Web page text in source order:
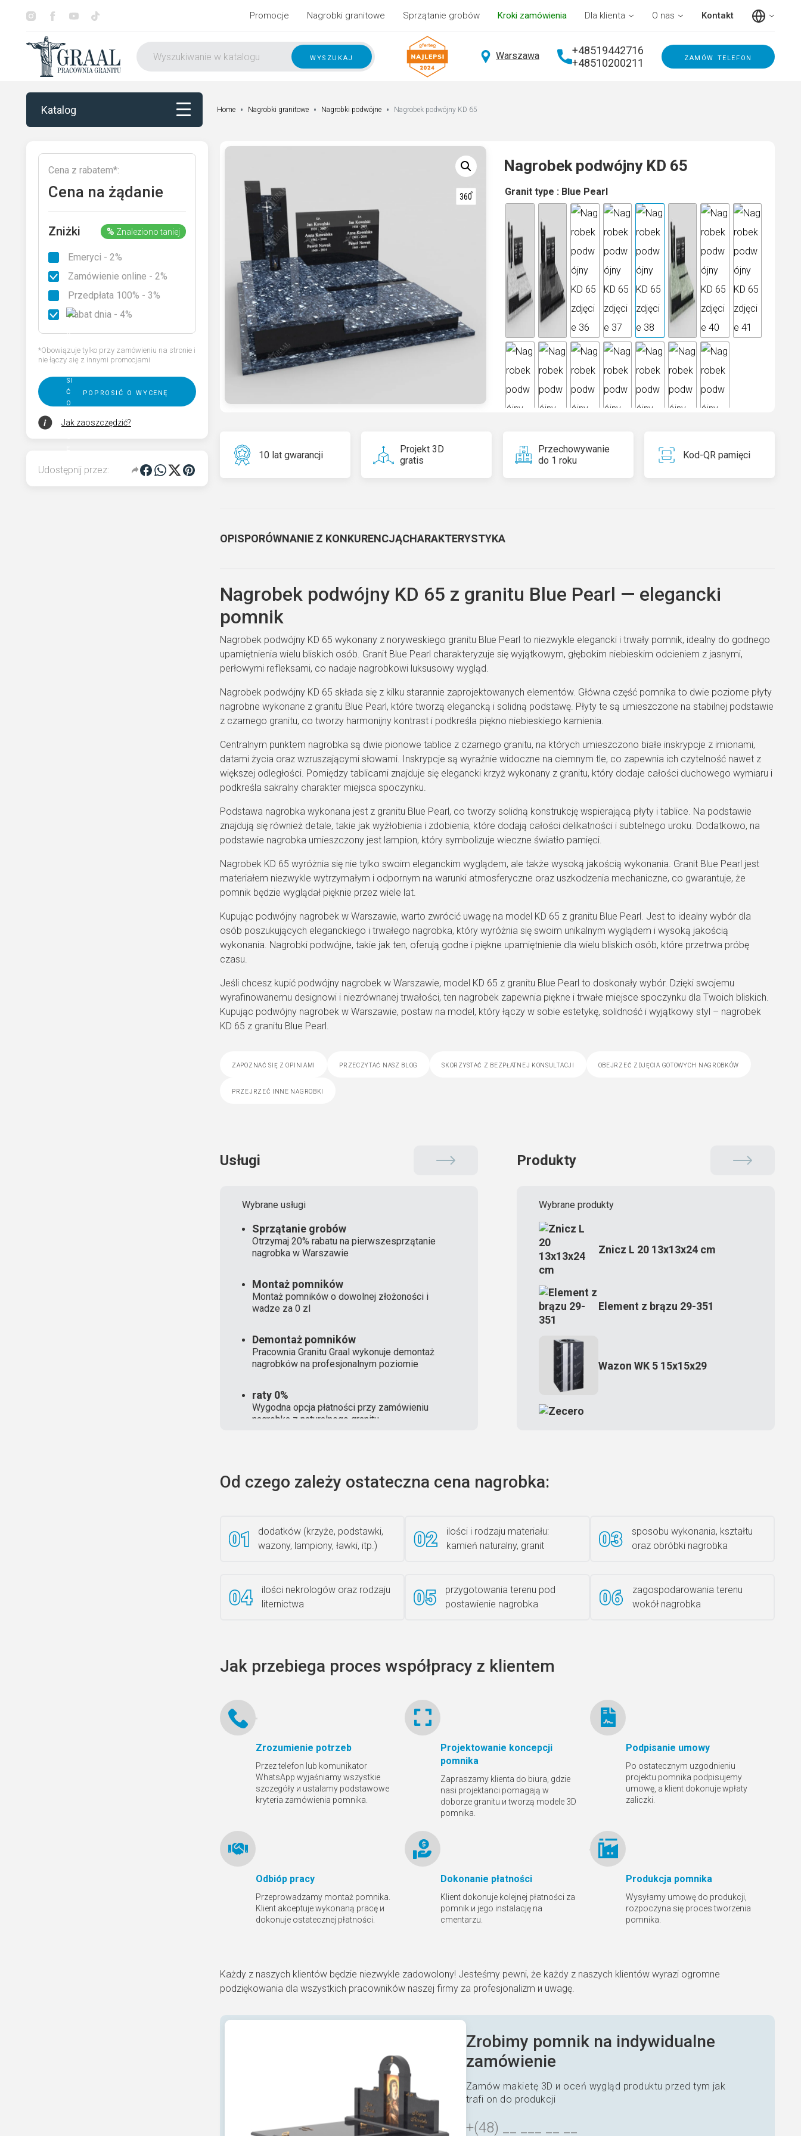
Promocje Nagrobki granitowe Sprzątanie grobów Kroki zamówienia Dla klienta O nas Kontakt
wyszukaj Warszawa
+48519442716
+48510200211
zamów telefon
Katalog
Katalog
Otoczenie nagrobka
Rodzaje granitu
Wybierz nagrobek
Home Nagrobki granitowe Nagrobki podwójne Nagrobek podwójny KD 65
Cena z rabatem*:
Cena na żądanie
Zniżki % Znaleziono taniej
Emeryci - 2%
Zamówienie online - 2%
Przedpłata 100% - 3%
Rabat dnia - 4%
*Obowiązuje tylko przy zamówieniu na stronie i
nie łączy się z innymi promocjami
poprosić o wycenę
Jak zaoszczędzić?
Udostępnij przez:
Nagrobek podwójny KD 65
Granit type : Blue Pearl
żaru i dumy.
A
lt
a
ti
v
e
10 lat gwarancji
Projekt 3D
gratis
Przechowywanie
do 1 roku
Kod-QR pamięci
OPISPORÓWNANIE Z KONKURENCJĄCHARAKTERYSTYKA
Nagrobek podwójny KD 65 z granitu Blue Pearl — elegancki
pomnik
Nagrobek podwójny KD 65 wykonany z noryweskiego granitu Blue Pearl to niezwykle elegancki i trwały pomnik, idealny do godnego
upamiętnienia wielu bliskich osób. Granit Blue Pearl charakteryzuje się wyjątkowym, głębokim niebieskim odcieniem z jasnymi,
perłowymi refleksami, co nadaje nagrobkowi luksusowy wygląd.
Nagrobek podwójny KD 65 składa się z kilku starannie zaprojektowanych elementów. Główna część pomnika to dwie poziome płyty
nagrobne wykonane z granitu Blue Pearl, które tworzą elegancką i solidną podstawę. Płyty te są umieszczone na stabilnej podstawie
z czarnego granitu, co tworzy harmonijny kontrast i podkreśla piękno niebieskiego kamienia.
Centralnym punktem nagrobka są dwie pionowe tablice z czarnego granitu, na których umieszczono białe inskrypcje z imionami,
datami życia oraz wzruszającymi słowami. Inskrypcje są wyraźnie widoczne na ciemnym tle, co zapewnia ich czytelność nawet z
większej odległości. Pomiędzy tablicami znajduje się elegancki krzyż wykonany z granitu, który dodaje całości duchowego wymiaru i
podkreśla sakralny charakter miejsca spoczynku.
Podstawa nagrobka wykonana jest z granitu Blue Pearl, co tworzy solidną konstrukcję wspierającą płyty i tablice. Na podstawie
znajdują się również detale, takie jak wyżłobienia i zdobienia, które dodają całości delikatności i subtelnego uroku. Dodatkowo, na
podstawie nagrobka umieszczony jest lampion, który symbolizuje wieczne światło pamięci.
Nagrobek KD 65 wyróżnia się nie tylko swoim eleganckim wyglądem, ale także wysoką jakością wykonania. Granit Blue Pearl jest
materiałem niezwykle wytrzymałym i odpornym na warunki atmosferyczne oraz uszkodzenia mechaniczne, co gwarantuje, że
pomnik będzie wyglądał pięknie przez wiele lat.
Kupując podwójny nagrobek w Warszawie, warto zwrócić uwagę na model KD 65 z granitu Blue Pearl. Jest to idealny wybór dla
osób poszukujących eleganckiego i trwałego nagrobka, który wyróżnia się swoim unikalnym wyglądem i wysoką jakością
wykonania. Nagrobki podwójne, takie jak ten, oferują godne i piękne upamiętnienie dla wielu bliskich osób, które przetrwa próbę
czasu.
Jeśli chcesz kupić podwójny nagrobek w Warszawie, model KD 65 z granitu Blue Pearl to doskonały wybór. Dzięki swojemu
wyrafinowanemu designowi i niezrównanej trwałości, ten nagrobek zapewnia piękne i trwałe miejsce spoczynku dla Twoich bliskich.
Kupując podwójny nagrobek w Warszawie, postaw na model, który łączy w sobie estetykę, solidność i wyjątkowy styl – nagrobek
KD 65 z granitu Blue Pearl.
zapoznać się z opiniami przeczytać nasz blog skorzystać z bezpłatnej konsultacji obejrzeć zdjęcia gotowych nagrobków
przejrzeć inne nagrobki
Usługi
Wybrane usługi
Sprzątanie grobów
Otrzymaj 20% rabatu na pierwszesprzątanie
nagrobka w Warszawie
Montaż pomników
Montaż pomników o dowolnej złożoności i
wadze za 0 zl
Demontaż pomników
Pracownia Granitu Graal wykonuje demontaż
nagrobków na profesjonalnym poziomie
raty 0%
Wygodna opcja płatności przy zamówieniu
nagrobka z naturalnego granitu
Produkty
Wybrane produkty
Znicz L 20 13x13x24 cm
Element z brązu 29-351
Wazon WK 5 15x15x29
Rzeźba ANZK-60-BR-L
Od czego zależy ostateczna cena nagrobka:
dodatków (krzyże, podstawki,
wazony, lampiony, ławki, itp.)
ilości i rodzaju materiału:
kamień naturalny, granit
sposobu wykonania, kształtu
oraz obróbki nagrobka
ilości nekrologów oraz rodzaju
liternictwa
przygotowania terenu pod
postawienie nagrobka
zagospodarowania terenu
wokół nagrobka
Jak przebiega proces współpracy z klientem
Zrozumienie potrzeb
Przez telefon lub komunikator
WhatsApp wyjaśniamy wszystkie
szczegóły и ustalamy podstawowe
kryteria zamówienia pomnika.
Projektowanie koncepcji
pomnika
Zapraszamy klienta do biura, gdzie
nasi projektanci pomagają w
doborze granitu и tworzą modele 3D
pomnika.
Podpisanie umowy
Po ostatecznym uzgodnieniu
projektu pomnika podpisujemy
umowę, a klient dokonuje wpłaty
zaliczki.
Produkcja pomnika
Wysyłamy umowę do produkcji,
rozpoczyna się proces tworzenia
pomnika.
Dokonanie płatności
Klient dokonuje kolejnej płatności za
pomnik и jego instalację na
cmentarzu.
Odbióр pracy
Przeprowadzamy montaż pomnika.
Klient akceptuje wykonaną pracę и
dokonuje ostatecznej płatności.
Każdy z naszych klientów będzie niezwykle zadowolony! Jesteśmy pewni, że każdy z naszych klientów wyrazi ogromne
podziękowania dla wszystkich pracowników naszej firmy za profesjonalizm и uwagę.
Zrobimy pomnik na indywidualne
zamówienie
Zamów makietę 3D и oceń wygląd produktu przed tym jak
trafi on do produkcji